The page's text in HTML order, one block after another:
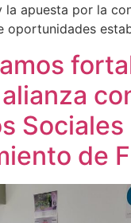
la apuesta por la
oportunidades
Sociales
de